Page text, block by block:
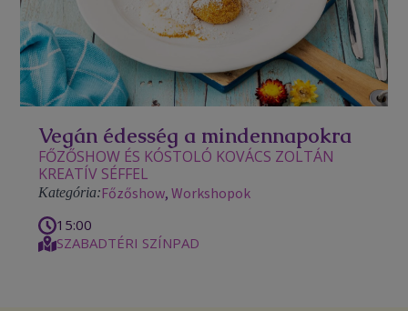
Vegán édesség a mindennapokra
FŐZŐSHOW ÉS KÓSTOLÓ KOVÁCS ZOLTÁN
KREATÍV SÉFFEL
Kategória:Főzőshow,Workshopok
15:00
SZABADTÉRI SZÍNPAD